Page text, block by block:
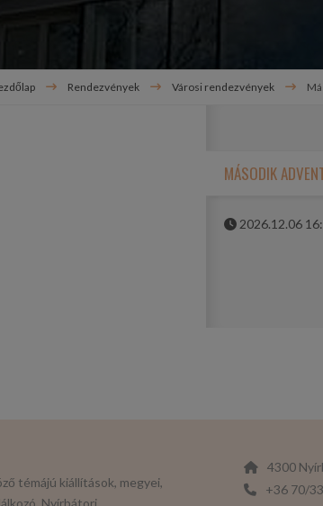
Rendezvények Városi rendezvények
MÁSODIK
2026.12.06
témájú kiállítások, megyei,
Nyírbátori
4300
+36 70/